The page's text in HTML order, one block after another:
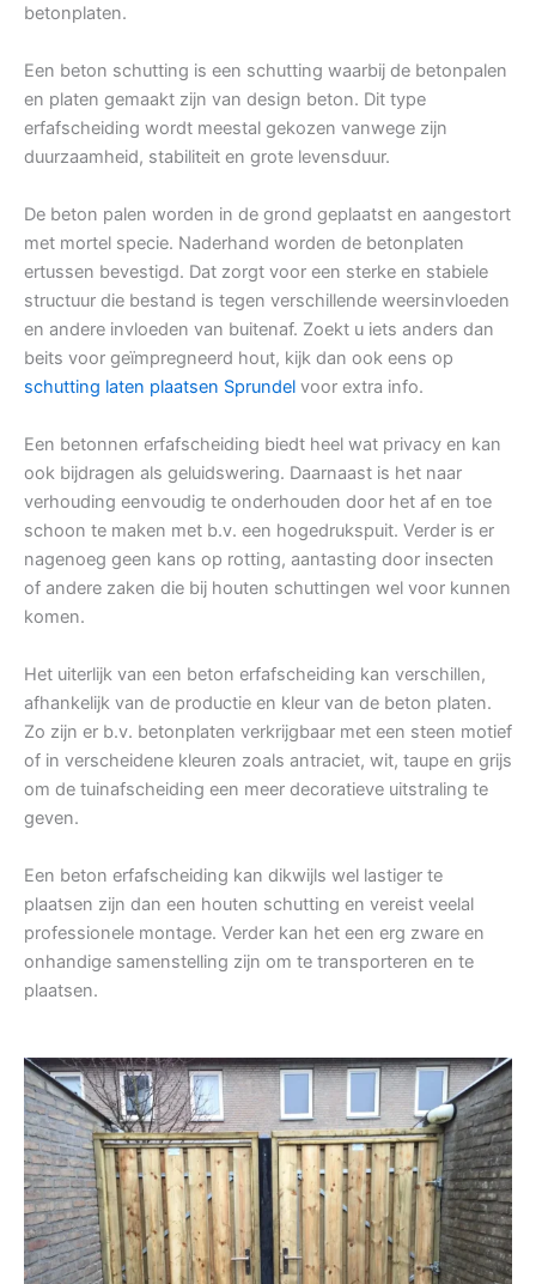
betonplaten.
Een beton schutting is een schutting waarbij de betonpalen
en platen gemaakt zijn van design beton. Dit type
erfafscheiding wordt meestal gekozen vanwege zijn
duurzaamheid, stabiliteit en grote levensduur.
De beton palen worden in de grond geplaatst en aangestort
met mortel specie. Naderhand worden de betonplaten
ertussen bevestigd. Dat zorgt voor een sterke en stabiele
structuur die bestand is tegen verschillende weersinvloeden
en andere invloeden van buitenaf. Zoekt u iets anders dan
beits voor geïmpregneerd hout, kijk dan ook eens op
schutting laten plaatsen Sprundel voor extra info.
Een betonnen erfafscheiding biedt heel wat privacy en kan
ook bijdragen als geluidswering. Daarnaast is het naar
verhouding eenvoudig te onderhouden door het af en toe
schoon te maken met b.v. een hogedrukspuit. Verder is er
nagenoeg geen kans op rotting, aantasting door insecten
of andere zaken die bij houten schuttingen wel voor kunnen
komen.
Het uiterlijk van een beton erfafscheiding kan verschillen,
afhankelijk van de productie en kleur van de beton platen.
Zo zijn er b.v. betonplaten verkrijgbaar met een steen motief
of in verscheidene kleuren zoals antraciet, wit, taupe en grijs
om de tuinafscheiding een meer decoratieve uitstraling te
geven.
Een beton erfafscheiding kan dikwijls wel lastiger te
plaatsen zijn dan een houten schutting en vereist veelal
professionele montage. Verder kan het een erg zware en
onhandige samenstelling zijn om te transporteren en te
plaatsen.